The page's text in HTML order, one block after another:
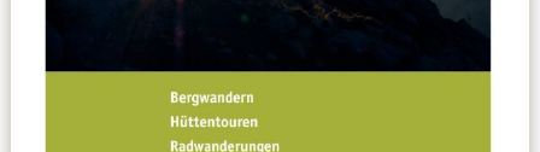
übergeordnete Verbände